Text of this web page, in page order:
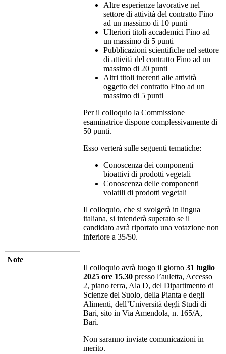
Altre esperienze lavorative nel
settore di attività del contratto Fino
ad un massimo di 10 punti
Ulteriori titoli accademici Fino ad
un massimo di 5 punti
Pubblicazioni scientifiche nel settore
di attività del contratto Fino ad un
massimo di 20 punti
Altri titoli inerenti alle attività
oggetto del contratto Fino ad un
massimo di 5 punti
Per il colloquio la Commissione
esaminatrice dispone complessivamente di
50 punti.
Esso verterà sulle seguenti tematiche:
Conoscenza dei componenti
bioattivi di prodotti vegetali
Conoscenza delle componenti
volatili di prodotti vegetali
Il colloquio, che si svolgerà in lingua
italiana, si intenderà superato se il
candidato avrà riportato una votazione non
inferiore a 35/50.
Note
Il colloquio avrà luogo il giorno 31 luglio
2025 ore 15.30 presso l’auletta, Accesso
2, piano terra, Ala D, del Dipartimento di
Scienze del Suolo, della Pianta e degli
Alimenti, dell’Università degli Studi di
Bari, sito in Via Amendola, n. 165/A,
Bari.
Non saranno inviate comunicazioni in
merito.